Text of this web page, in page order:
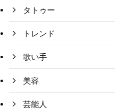
タトゥー
トレンド
歌い手
美容
芸能人